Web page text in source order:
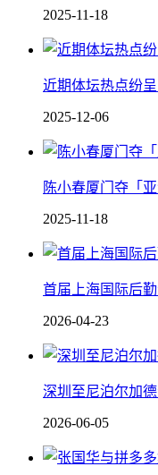
2025-11-18
近期体坛热点纷
2025-12-06
陈小春厦门夺「
2025-11-18
首届上海国际后
2026-04-23
深圳至尼泊尔加
2026-06-05